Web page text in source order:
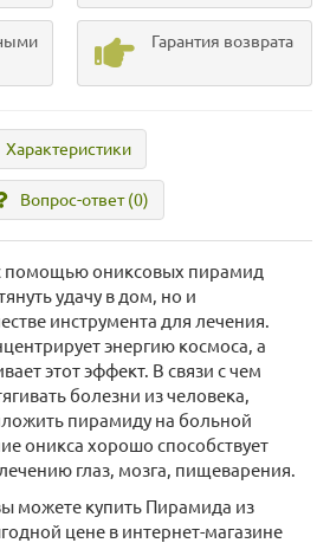
Гарантия возврата
Характеристики
Вопрос-ответ(0)
помощью ониксовых пирамид
удачу в дом, но и
инструмента для лечения.
энергию космоса, а
этот эффект. В связи с чем
болезни из человека,
пирамиду на больной
оникса хорошо способствует
глаз, мозга, пищеварения.
можете купить Пирамида из
цене в интернет-магазине